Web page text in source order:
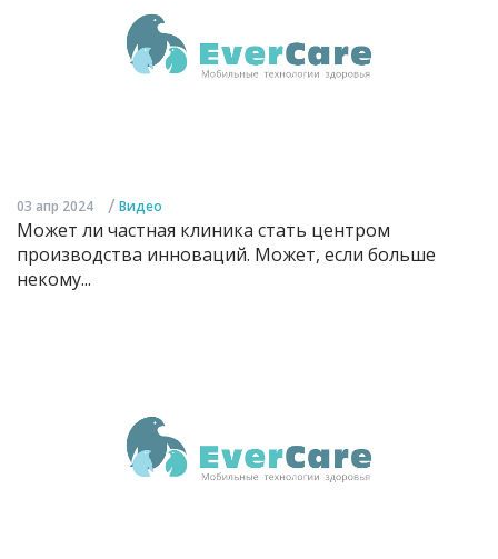
03 апр 2024 / Видео
Может ли частная клиника стать центром
производства инноваций. Может, если больше
некому...